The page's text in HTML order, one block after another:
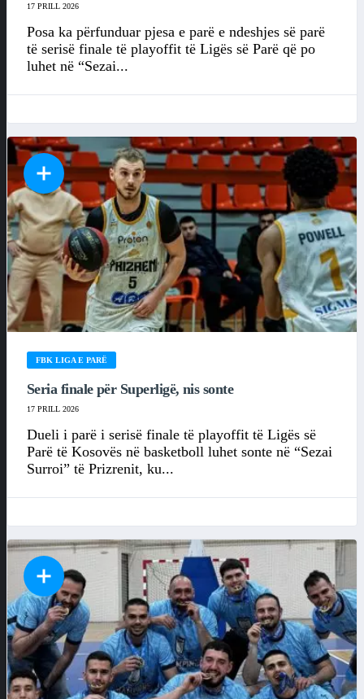
17 PRILL 2026
Posa ka përfunduar pjesa e parë e ndeshjes së parë
të serisë finale të playoffit të Ligës së Parë që po
luhet në “Sezai...
FBK LIGA E PARË
Seria finale për Superligë, nis sonte
17 PRILL 2026
Dueli i parë i serisë finale të playoffit të Ligës së
Parë të Kosovës në basketboll luhet sonte në “Sezai
Surroi” të Prizrenit, ku...